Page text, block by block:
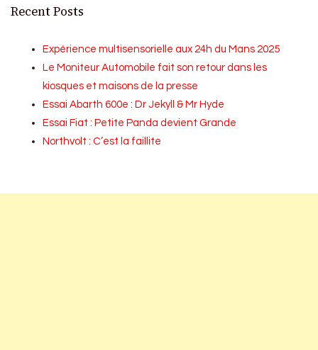
Recent Posts
Expérience multisensorielle aux 24h du Mans 2025
Le Moniteur Automobile fait son retour dans les
kiosques et maisons de la presse
Essai Abarth 600e : Dr Jekyll & Mr Hyde
Essai Fiat : Petite Panda devient Grande
Northvolt : C’est la faillite